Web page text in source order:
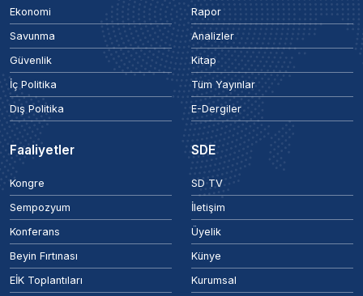
Ekonomi
Savunma
Güvenlik
İç Politika
Dış Politika
Rapor
Analizler
Kitap
Tüm Yayınlar
E-Dergiler
Faaliyetler
Kongre
Sempozyum
Konferans
Beyin Fırtınası
EİK Toplantıları
SDE
SD TV
İletişim
Üyelik
Künye
Kurumsal